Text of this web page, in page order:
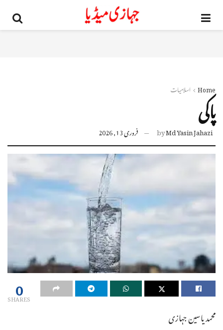
Home اسلامیات پاکی
byMd Yasin Jahazi فروری 13, 2026
0
SHARES
محمد یاسین جہازی